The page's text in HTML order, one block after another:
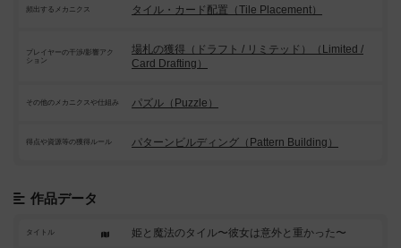
頻出するメカニクス タイル・カード配置（Tile Placement）
プレイヤーの干渉/影響アク
ション
場札の獲得（ドラフト / リミテッド）（Limited /
Card Drafting）
その他のメカニクスや仕組み パズル（Puzzle）
得点や資源等の獲得ルール パターンビルディング（Pattern Building）
作品データ
タイトル 姫と魔法のタイル〜彼女は意外と重かった〜